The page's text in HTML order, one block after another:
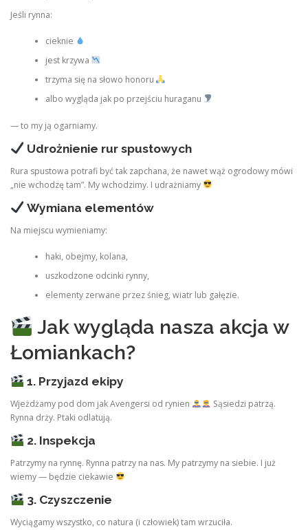
Jeśli rynna:
cieknie
jest krzywa
trzyma się na słowo honoru
albo wygląda jak po przejściu huraganu
— to my ją ogarniamy.
Udrożnienie rur spustowych
Rura spustowa potrafi być tak zapchana, że nawet wąż ogrodowy mówi
„nie wchodzę tam”. My wchodzimy. I udrażniamy
Wymiana elementów
Na miejscu wymieniamy:
haki, obejmy, kolana,
uszkodzone odcinki rynny,
elementy zerwane przez śnieg, wiatr lub gałęzie.
Jak wygląda nasza akcja w
Łomiankach?
1. Przyjazd ekipy
Wjeżdżamy pod dom jak Avengersi od rynien
Sąsiedzi patrzą.
Rynna drży. Ptaki odlatują.
2. Inspekcja
Patrzymy na rynnę. Rynna patrzy na nas. My patrzymy na siebie. I już
wiemy — będzie ciekawie
3. Czyszczenie
Wyciągamy wszystko, co natura (i człowiek) tam wrzuciła.